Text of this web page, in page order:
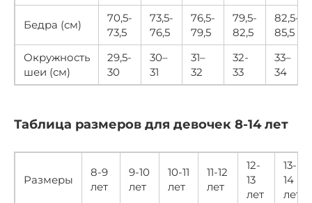
Бедра (см)
70,5-
73,5
73,5-
76,5
76,5-
79,5
79,5-
82,5
82,5-
85,5
Окружность
шеи (см)
29,5-
30
30–
31
31–
32
32-
33
33–
34
Таблица размеров для девочек 8-14 лет
Размеры
8-9
лет
9-10
лет
10-11
лет
11-12
лет
12-
13
лет
13-
14
лет